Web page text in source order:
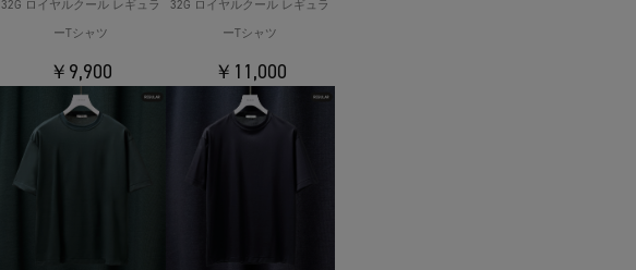
32G ロイヤルクール レギュラ
ーTシャツ
￥9,900
32G ロイヤルクール レギュラ
ーTシャツ
￥11,000